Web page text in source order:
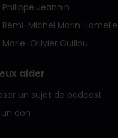
Philippe Jeannin
Rémi-Michel Marin-
Marie-Ollivier Guillou
aider
un sujet de podcast
un don